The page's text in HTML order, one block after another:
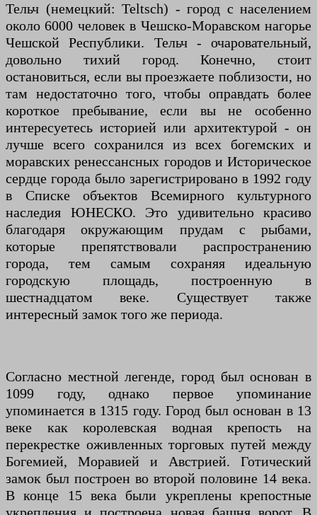
Тельч (немецкий: Teltsch) - город с населением
около 6000 человек в Чешско-Моравском нагорье
Чешской Республики. Тельч - очаровательный,
довольно тихий город. Конечно, стоит
остановиться, если вы проезжаете поблизости, но
там недостаточно того, чтобы оправдать более
короткое пребывание, если вы не особенно
интересуетесь историей или архитектурой - он
лучше всего сохранился из всех богемских и
моравских ренессансных городов и Историческое
сердце города было зарегистрировано в 1992 году
в Списке объектов Всемирного культурного
наследия ЮНЕСКО. Это удивительно красиво
благодаря окружающим прудам с рыбами,
которые препятствовали распространению
города, тем самым сохраняя идеальную
городскую площадь, построенную в
шестнадцатом веке. Существует также
интересный замок того же периода.
Согласно местной легенде, город был основан в
1099 году, однако первое упоминание
упоминается в 1315 году. Город был основан в 13
веке как королевская водная крепость на
перекрестке оживленных торговых путей между
Богемией, Моравией и Австрией. Готический
замок был построен во второй половине 14 века.
В конце 15 века были укреплены крепостные